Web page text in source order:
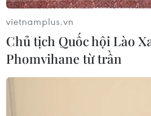
Từ trái qua là các nạn nhân trong
đốc Điều hành OceanGate
quân Pháp Paul-Henri
Harding; doanh nhân người
trai Suleman.
vietnamplus.vn
Chủ tịch Quốc hội Lào
Phomvihane từ trần